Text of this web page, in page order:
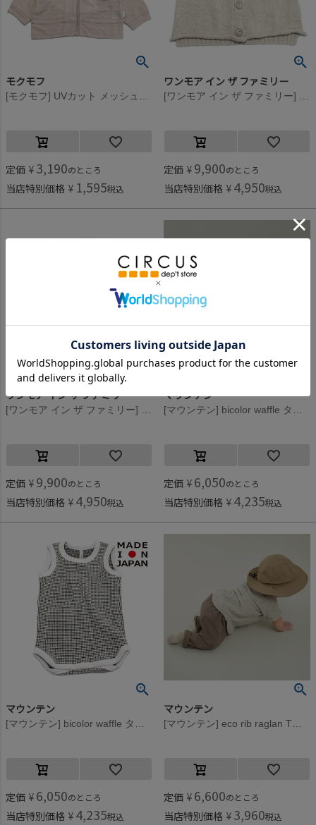
モクモフ
[モクモフ] UVカット メッシュパーカー ピンク(PK)
定価 ¥ 3,190のところ
当店特別価格 ¥ 1,595税込
ワンモア イン ザ ファミリー
[ワンモア イン ザ ファミリー] GINO ニットベスト ベージュ(BEG)
定価 ¥ 9,900のところ
当店特別価格 ¥ 4,950税込
ワンモア イン ザ ファミリー
[ワンモア イン ザ ファミリー] SIENA ニットトップス ベージュ(BEG)
定価 ¥ 9,900のところ
当店特別価格 ¥ 4,950税込
マウンテン
[マウンテン] bicolor waffle タンクトップ(for baby) サンド×エクリュ
定価 ¥ 6,050のところ
当店特別価格 ¥ 4,235税込
マウンテン
[マウンテン] bicolor waffle タンクトップ(for baby) エクリュ×チャコール
定価 ¥ 6,050のところ
当店特別価格 ¥ 4,235税込
マウンテン
[マウンテン] eco rib raglan Tシャツ(for baby) ヘザーグレー
定価 ¥ 6,600のところ
当店特別価格 ¥ 3,960税込